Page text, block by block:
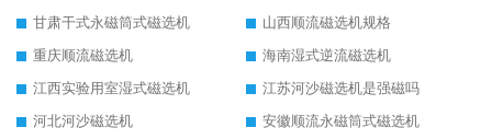
甘肃干式永磁筒式磁选机
山西顺流磁选机规格
重庆顺流磁选机
海南湿式逆流磁选机
江西实验用室湿式磁选机
江苏河沙磁选机是强磁吗
河北河沙磁选机
安徽顺流永磁筒式磁选机